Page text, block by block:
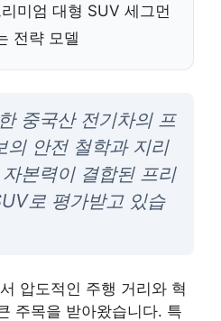
리미엄 대형 SUV 세그먼
전략 모델
중국산 전기차의 프
의 안전 철학과 지리
본력이 결합된 프리
로 평가받고 있습
압도적인 주행 거리와 혁
주목을 받아왔습니다. 특